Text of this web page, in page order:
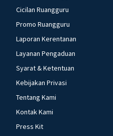
Cicilan Ruangguru
Promo Ruangguru
Laporan Kerentanan
Layanan Pengaduan
Syarat & Ketentuan
Kebijakan Privasi
Tentang Kami
Kontak Kami
Press Kit